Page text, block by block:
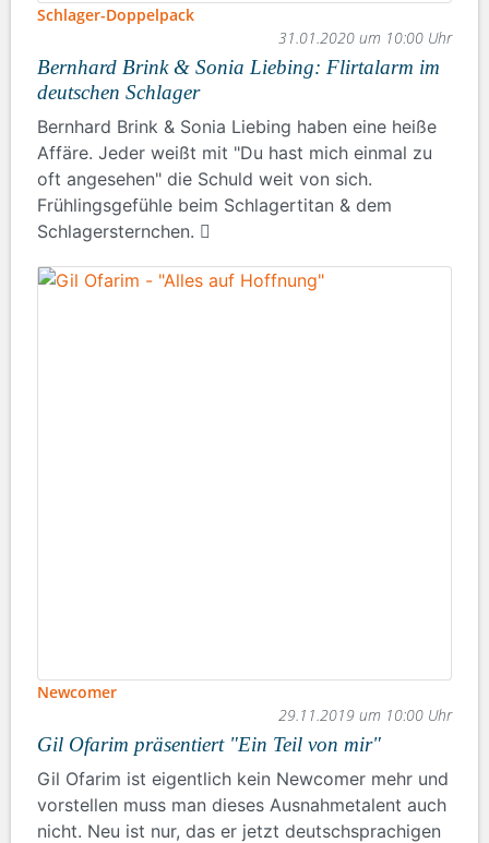
Schlager-Doppelpack
31.01.2020 um 10:00 Uhr
Bernhard Brink & Sonia Liebing: Flirtalarm im
deutschen Schlager
Bernhard Brink & Sonia Liebing haben eine heiße
Affäre. Jeder weißt mit "Du hast mich einmal zu
oft angesehen" die Schuld weit von sich.
Frühlingsgefühle beim Schlagertitan & dem
Schlagersternchen.
Newcomer
29.11.2019 um 10:00 Uhr
Gil Ofarim präsentiert "Ein Teil von mir"
Gil Ofarim ist eigentlich kein Newcomer mehr und
vorstellen muss man dieses Ausnahmetalent auch
nicht. Neu ist nur, das er jetzt deutschsprachigen